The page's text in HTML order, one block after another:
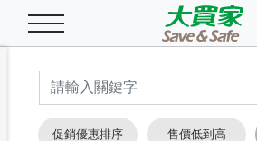
米/五穀/濃湯
休閒零嘴
養生保健/常備品
沐浴乳香皂
鍋具/飲水/廚房
衛生紙/濕巾
廚房家電
文具/辦公用品
冷凍免運
促銷優惠排序 售價低到高